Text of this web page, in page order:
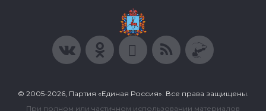
© 2005-2026, Партия «Единая Россия». Все права защищены.
При полном или частичном использовании материалов